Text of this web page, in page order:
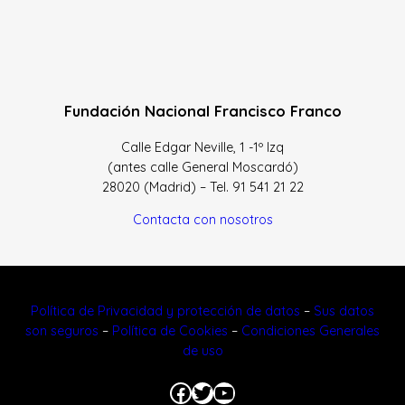
Fundación Nacional Francisco Franco
Calle Edgar Neville, 1 -1º Izq
(antes calle General Moscardó)
28020 (Madrid) – Tel. 91 541 21 22
Contacta con nosotros
Política de Privacidad y protección de datos – Sus datos
son seguros – Política de Cookies – Condiciones Generales
de uso
Facebook
Twitter
YouTube